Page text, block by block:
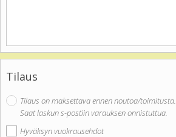
Tilaus
Tilaus on maksettava ennen noutoa/toimitusta.
Saat laskun s-postiin varauksen onnistuttua.
Hyväksyn vuokrausehdot